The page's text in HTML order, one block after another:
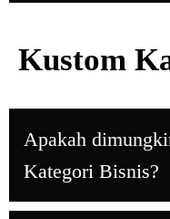
Kustom
Apakah
Kategori Bisnis?